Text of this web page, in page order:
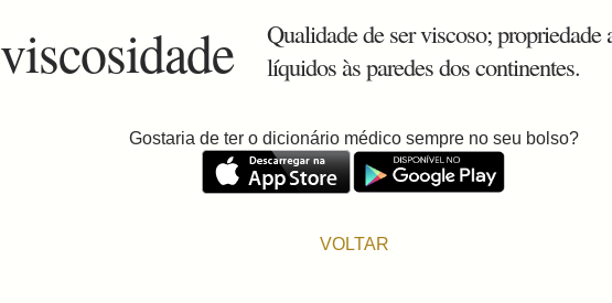
viscosidade
Qualidade de ser viscoso; propriedade
líquidos às paredes dos continentes.
Gostaria de ter o dicionário médico sempre no seu bolso?
VOLTAR